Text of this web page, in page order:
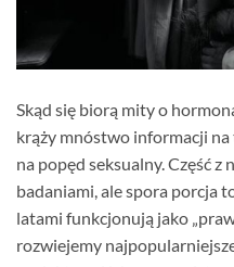
Skąd się biorą mity o
krąży mnóstwo informacji
na popęd seksualny. Część
badaniami, ale spora porcja
latami funkcjonują jako
rozwiejemy